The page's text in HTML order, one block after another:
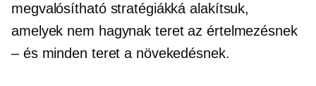
megvalósítható stratégiákká alakítsuk,
amelyek nem hagynak teret az értelmezésnek
– és minden teret a növekedésnek.